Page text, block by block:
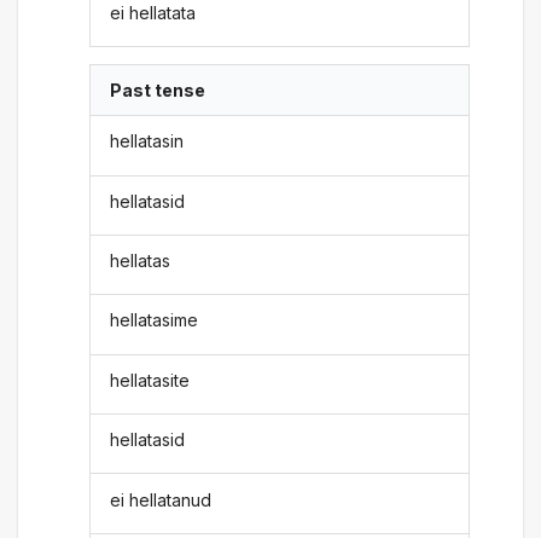
ei hellatata
Past tense
hellatasin
hellatasid
hellatas
hellatasime
hellatasite
hellatasid
ei hellatanud